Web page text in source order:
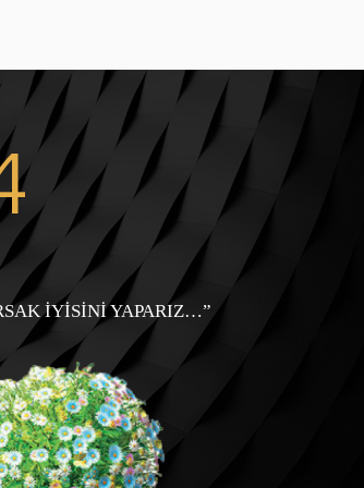
İYİSİNİ YAPARIZ…”